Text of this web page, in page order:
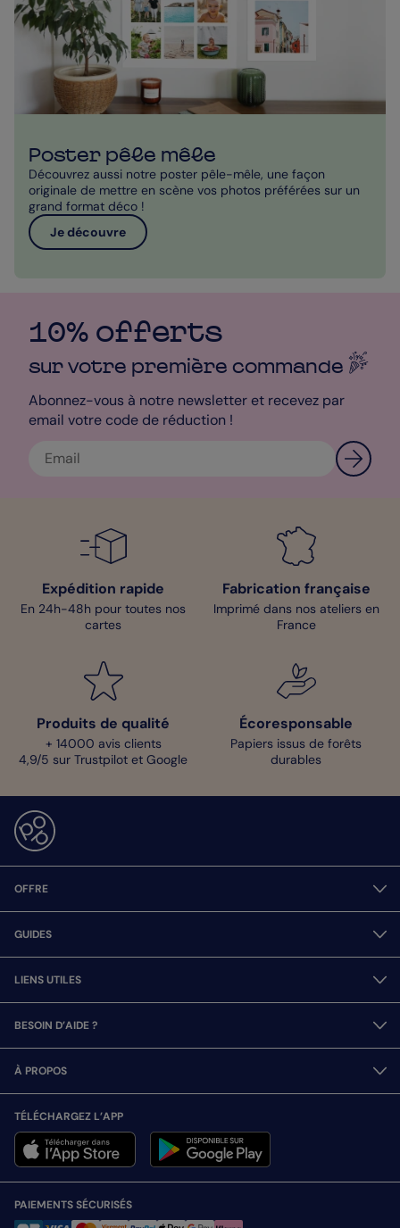
Poster pêle mêle
Découvrez aussi notre poster pêle-mêle, une façon
originale de mettre en scène vos photos préférées sur un
grand format déco !
Je découvre
10% offerts
sur votre première commande
Abonnez-vous à notre newsletter et recevez par
email votre code de réduction !
Expédition rapide
En 24h-48h pour toutes nos
cartes
Fabrication française
Imprimé dans nos ateliers en
France
Produits de qualité
+ 14000 avis clients
4,9/5 sur Trustpilot et Google
Écoresponsable
Papiers issus de forêts
durables
OFFRE
GUIDES
LIENS UTILES
BESOIN D’AIDE ?
À PROPOS
TÉLÉCHARGEZ L’APP
PAIEMENTS SÉCURISÉS